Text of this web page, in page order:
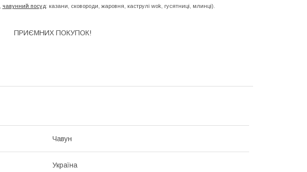
чавунний посуд: казани, сковороди, жаровня, каструлі wok, гусятниці, млинці).
ПРИЄМНИХ ПОКУПОК!
Чавун
Україна